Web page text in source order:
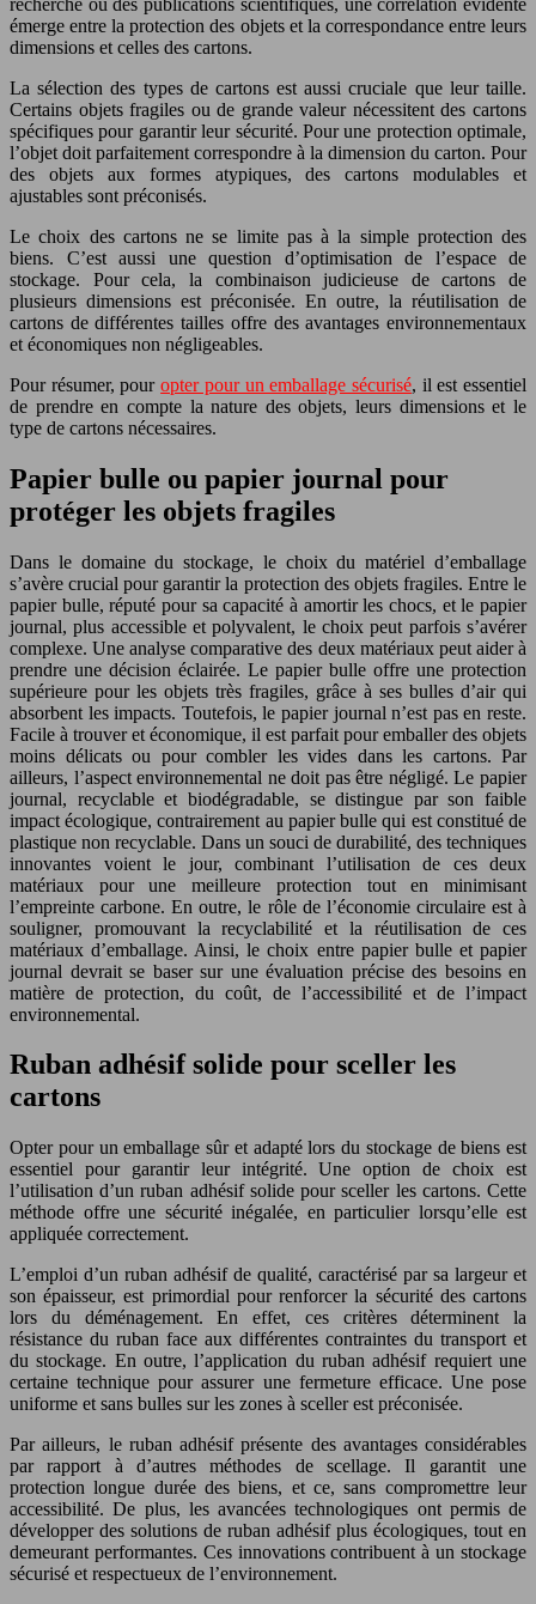
émerge entre la protection des objets et la correspondance entre leurs
dimensions et celles des cartons.
La sélection des types de cartons est aussi cruciale que leur taille.
Certains objets fragiles ou de grande valeur nécessitent des cartons
spécifiques pour garantir leur sécurité. Pour une protection optimale,
l’objet doit parfaitement correspondre à la dimension du carton. Pour
des objets aux formes atypiques, des cartons modulables et
ajustables sont préconisés.
Le choix des cartons ne se limite pas à la simple protection des
biens. C’est aussi une question d’optimisation de l’espace de
stockage. Pour cela, la combinaison judicieuse de cartons de
plusieurs dimensions est préconisée. En outre, la réutilisation de
cartons de différentes tailles offre des avantages environnementaux
et économiques non négligeables.
Pour résumer, pouropter pour un emballage sécurisé, il est essentiel
de prendre en compte la nature des objets, leurs dimensions et le
type de cartons nécessaires.
Papier bulle ou papier journal pour
protéger les objets fragiles
Dans le domaine du stockage, le choix du matériel d’emballage
s’avère crucial pour garantir la protection des objets fragiles. Entre le
papier bulle, réputé pour sa capacité à amortir les chocs, et le papier
journal, plus accessible et polyvalent, le choix peut parfois s’avérer
complexe. Une analyse comparative des deux matériaux peut aider à
prendre une décision éclairée. Le papier bulle offre une protection
supérieure pour les objets très fragiles, grâce à ses bulles d’air qui
absorbent les impacts. Toutefois, le papier journal n’est pas en reste.
Facile à trouver et économique, il est parfait pour emballer des objets
moins délicats ou pour combler les vides dans les cartons. Par
ailleurs, l’aspect environnemental ne doit pas être négligé. Le papier
journal, recyclable et biodégradable, se distingue par son faible
impact écologique, contrairement au papier bulle qui est constitué de
plastique non recyclable. Dans un souci de durabilité, des techniques
innovantes voient le jour, combinant l’utilisation de ces deux
matériaux pour une meilleure protection tout en minimisant
l’empreinte carbone. En outre, le rôle de l’économie circulaire est à
souligner, promouvant la recyclabilité et la réutilisation de ces
matériaux d’emballage. Ainsi, le choix entre papier bulle et papier
journal devrait se baser sur une évaluation précise des besoins en
matière de protection, du coût, de l’accessibilité et de l’impact
environnemental.
Ruban adhésif solide pour sceller les
cartons
Opter pour un emballage sûr et adapté lors du stockage de biens est
essentiel pour garantir leur intégrité. Une option de choix est
l’utilisation d’un ruban adhésif solide pour sceller les cartons. Cette
méthode offre une sécurité inégalée, en particulier lorsqu’elle est
appliquée correctement.
L’emploi d’un ruban adhésif de qualité, caractérisé par sa largeur et
son épaisseur, est primordial pour renforcer la sécurité des cartons
lors du déménagement. En effet, ces critères déterminent la
résistance du ruban face aux différentes contraintes du transport et
du stockage. En outre, l’application du ruban adhésif requiert une
certaine technique pour assurer une fermeture efficace. Une pose
uniforme et sans bulles sur les zones à sceller est préconisée.
Par ailleurs, le ruban adhésif présente des avantages considérables
par rapport à d’autres méthodes de scellage. Il garantit une
protection longue durée des biens, et ce, sans compromettre leur
accessibilité. De plus, les avancées technologiques ont permis de
développer des solutions de ruban adhésif plus écologiques, tout en
demeurant performantes. Ces innovations contribuent à un stockage
sécurisé et respectueux de l’environnement.